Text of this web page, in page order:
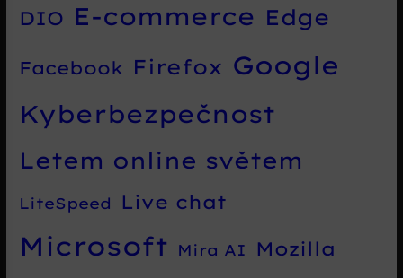
DIO E-commerce Edge
Facebook Firefox Google
Kyberbezpečnost
Letem online světem
LiteSpeed Live chat
Microsoft Mira AI Mozilla